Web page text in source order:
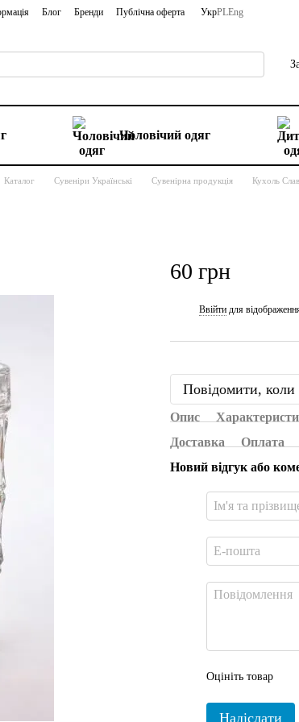
Блог Бренди Публічна оферта УкрPLEng
Чоловічий одяг
Каталог Сувеніри Українські Сувенірна продукція Кухоль
60 грн
Ввійти для
Повідомити, коли
Опис
Доставка
Оплата
Новий відгук або
Оцініть товар
Надіслати